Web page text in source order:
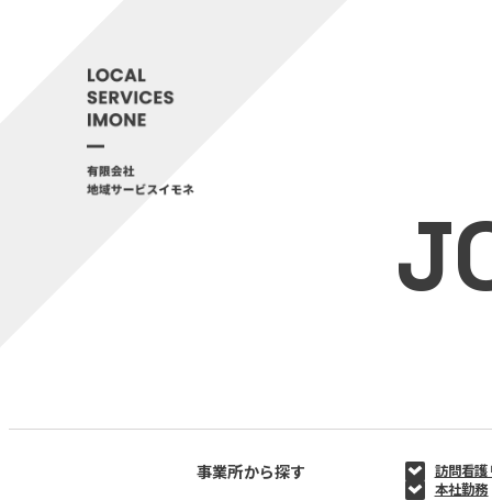
事業所から探す
訪問看
本社勤務